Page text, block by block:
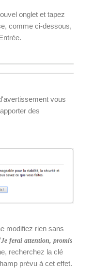
onglet et tapez
comme ci-dessous,
vous
des
modifiez rien sans
Je ferai attention, promis
recherchez la clé
prévu à cet effet.